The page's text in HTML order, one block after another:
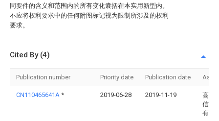
同要件的含义和范围内的所有变化囊括在本实用新型内。
不应将权利要求中的任何附图标记视为限制所涉及的权利
要求。
Cited By (4)
Publication number Priority date Publication date
CN110465641A * 2019-06-28 2019-11-19
高邮
信息
有限